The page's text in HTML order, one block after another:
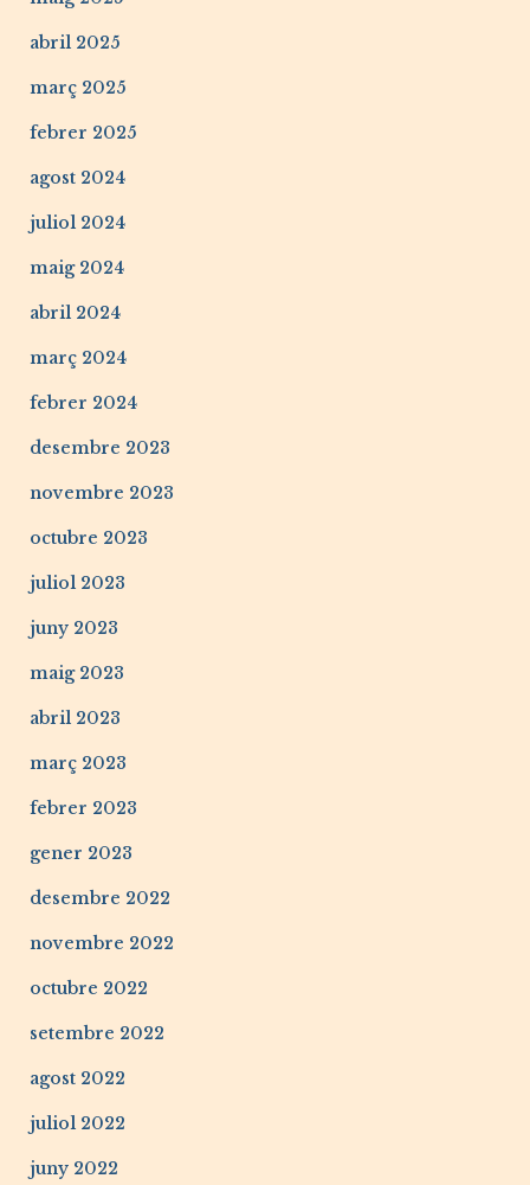
abril 2025
març 2025
febrer 2025
agost 2024
juliol 2024
maig 2024
abril 2024
març 2024
febrer 2024
desembre 2023
novembre 2023
octubre 2023
juliol 2023
juny 2023
maig 2023
abril 2023
març 2023
febrer 2023
gener 2023
desembre 2022
novembre 2022
octubre 2022
setembre 2022
agost 2022
juliol 2022
juny 2022